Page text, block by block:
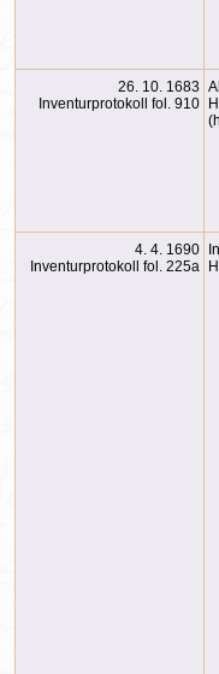
26. 10. 1683
Inventurprotokoll fol. 910
4. 4. 1690
Inventurprotokoll fol. 225a